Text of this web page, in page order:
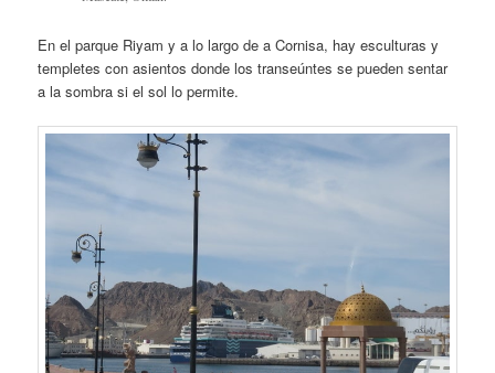
En el parque Riyam y a lo largo de a Cornisa, hay esculturas y
templetes con asientos donde los transeúntes se pueden sentar
a la sombra si el sol lo permite.